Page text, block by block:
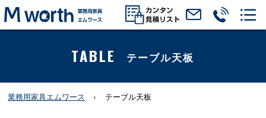
TABLE テーブル天板
業務用家具エムワース テーブル天板